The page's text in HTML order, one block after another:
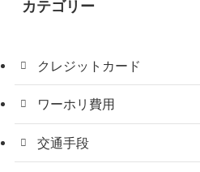
カテゴリー
クレジットカード
ワーホリ費用
交通手段